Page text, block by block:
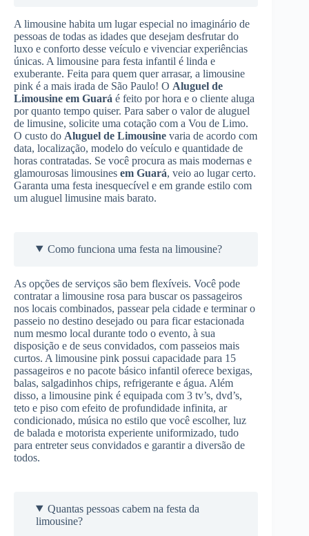
A limousine habita um lugar especial no imaginário de
pessoas de todas as idades que desejam desfrutar do
luxo e conforto desse veículo e vivenciar experiências
únicas. A limousine para festa infantil é linda e
exuberante. Feita para quem quer arrasar, a limousine
pink é a mais irada de São Paulo! O Aluguel de
Limousine em Guará é feito por hora e o cliente aluga
por quanto tempo quiser. Para saber o valor de aluguel
de limusine, solicite uma cotação com a Vou de Limo.
O custo do Aluguel de Limousine varia de acordo com
data, localização, modelo do veículo e quantidade de
horas contratadas. Se você procura as mais modernas e
glamourosas limousines em Guará, veio ao lugar certo.
Garanta uma festa inesquecível e em grande estilo com
um aluguel limusine mais barato.
Como funciona uma festa na limousine?
As opções de serviços são bem flexíveis. Você pode
contratar a limousine rosa para buscar os passageiros
nos locais combinados, passear pela cidade e terminar o
passeio no destino desejado ou para ficar estacionada
num mesmo local durante todo o evento, à sua
disposição e de seus convidados, com passeios mais
curtos. A limousine pink possui capacidade para 15
passageiros e no pacote básico infantil oferece bexigas,
balas, salgadinhos chips, refrigerante e água. Além
disso, a limousine pink é equipada com 3 tv’s, dvd’s,
teto e piso com efeito de profundidade infinita, ar
condicionado, música no estilo que você escolher, luz
de balada e motorista experiente uniformizado, tudo
para entreter seus convidados e garantir a diversão de
todos.
Quantas pessoas cabem na festa da
limousine?